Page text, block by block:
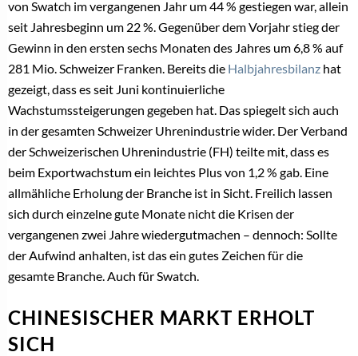
von Swatch im vergangenen Jahr um 44 % gestiegen war, allein
seit Jahresbeginn um 22 %. Gegenüber dem Vorjahr stieg der
Gewinn in den ersten sechs Monaten des Jahres um 6,8 % auf
281 Mio. Schweizer Franken. Bereits die Halbjahresbilanz hat
gezeigt, dass es seit Juni kontinuierliche
Wachstumssteigerungen gegeben hat. Das spiegelt sich auch
in der gesamten Schweizer Uhrenindustrie wider. Der Verband
der Schweizerischen Uhrenindustrie (FH) teilte mit, dass es
beim Exportwachstum ein leichtes Plus von 1,2 % gab. Eine
allmähliche Erholung der Branche ist in Sicht. Freilich lassen
sich durch einzelne gute Monate nicht die Krisen der
vergangenen zwei Jahre wiedergutmachen – dennoch: Sollte
der Aufwind anhalten, ist das ein gutes Zeichen für die
gesamte Branche. Auch für Swatch.
CHINESISCHER MARKT ERHOLT
SICH